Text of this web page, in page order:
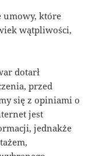
umowy, które
wątpliwości,
dotarł
przed
się z opiniami o
jest
jednakże